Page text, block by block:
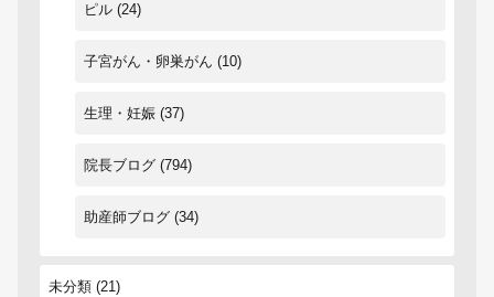
ピル (24)
子宮がん・卵巣がん (10)
生理・妊娠 (37)
院長ブログ (794)
助産師ブログ (34)
未分類 (21)